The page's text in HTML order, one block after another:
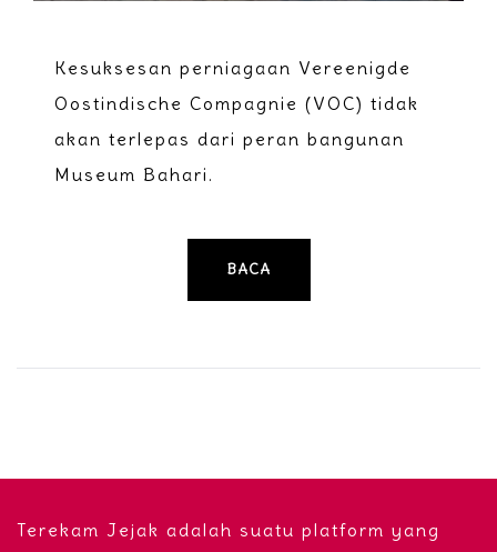
Kesuksesan perniagaan Vereenigde
Oostindische Compagnie (VOC) tidak
akan terlepas dari peran bangunan
Museum Bahari.
BACA
Terekam Jejak adalah suatu platform yang